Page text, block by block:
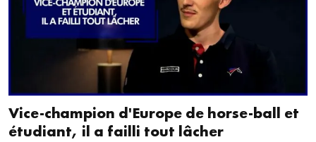
Vice-champion d'Europe de horse-ball et
étudiant, il a failli tout lâcher